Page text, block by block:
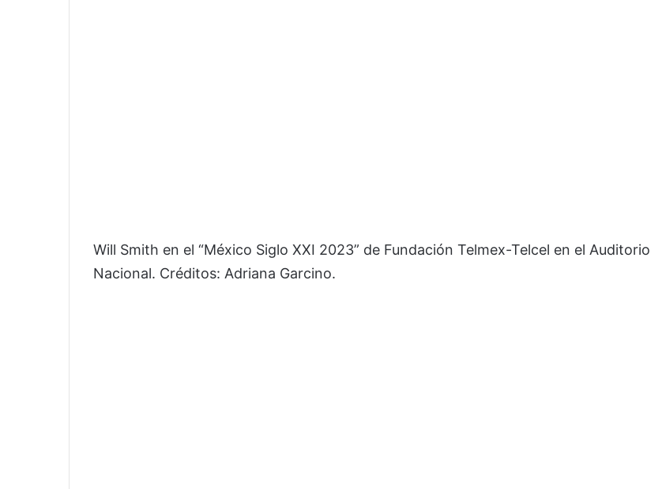
Will Smith en el “México Siglo XXI 2023” de Fundación Telmex-Telcel en el Auditorio
Nacional. Créditos: Adriana Garcino.